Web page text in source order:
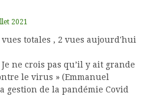
2021
vues totales , 2 vues aujourd'hui
ne crois pas qu’il y ait grande
le virus » (Emmanuel
gestion de la pandémie Covid